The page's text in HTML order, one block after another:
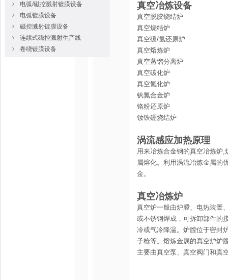
电弧/磁控溅射镀膜设备
电弧镀膜设备
磁控溅射镀膜设备
连续式磁控溅射生产线
卷绕镀膜设备
真空冶炼设备
真空脱胶烧结炉
真空烧结炉
真空碳/氢还原炉
真空熔炼炉
真空蒸馏分离炉
真空碳化炉
真空氮化炉
钒氮合金炉
铬粉还原炉
钕铁硼烧结炉
涡流感应加热原理
用来冶炼合金钢的真空冶炼炉,
属熔化。利用涡流冶炼金属的
金。
真空冶炼炉
真空炉一般由炉膛、电热装置
或不锈钢焊成，可拆卸部件
冷或气冷降温。炉膛位于密封
子枪等。熔炼金属的真空炉炉
主要由真空泵、真空阀门和